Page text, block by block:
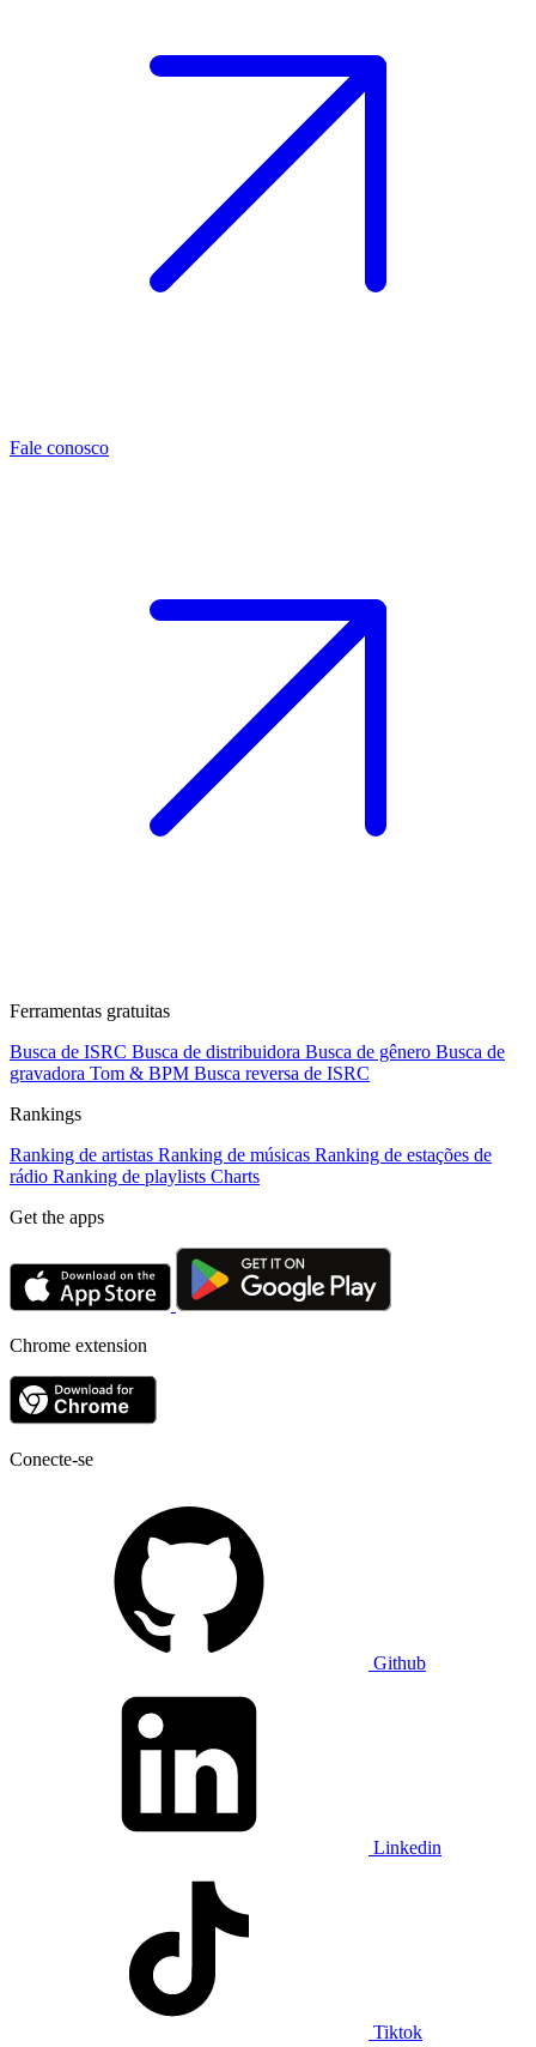
Fale conosco
Ferramentas gratuitas
Busca de ISRC Busca de distribuidora Busca de gênero Busca de
gravadora Tom & BPM Busca reversa de ISRC
Rankings
Ranking de artistas Ranking de músicas Ranking de estações de
rádio Ranking de playlists Charts
Get the apps
Chrome extension
Conecte-se
Github
Linkedin
Tiktok